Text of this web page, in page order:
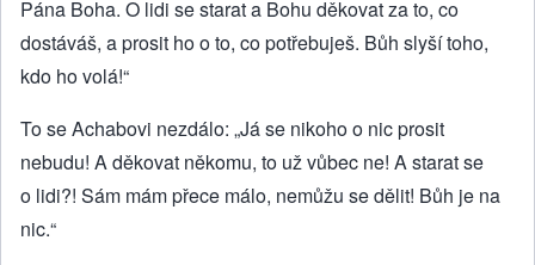
Pána Boha. O lidi se starat a Bohu děkovat za to, co
dostáváš, a prosit ho o to, co potřebuješ. Bůh slyší toho,
kdo ho volá!“
To se Achabovi nezdálo: „Já se nikoho o nic prosit
nebudu! A děkovat někomu, to už vůbec ne! A starat se
o lidi?! Sám mám přece málo, nemůžu se dělit! Bůh je na
nic.“